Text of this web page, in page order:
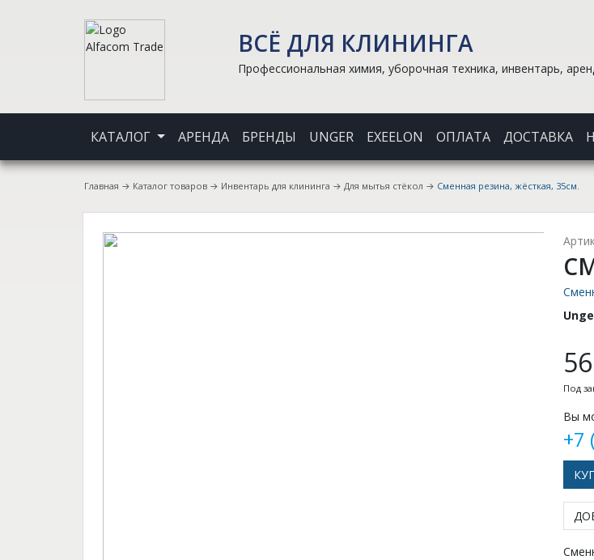
ВСЁ ДЛЯ КЛИНИНГА
Профессиональная химия, уборочная техника, инвентарь,
КАТАЛОГ АРЕНДА БРЕНДЫ UNGER EXEELON ОПЛАТА ДОСТАВКА
Главная → Каталог товаров → Инвентарь для клининга → Для мытья стёкол → Сменная резина, жёсткая, 35см.
Под
Вы
+7